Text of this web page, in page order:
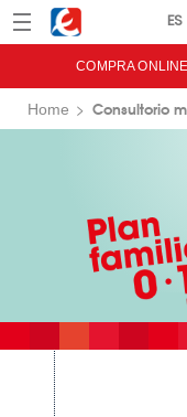
Menú Eroski
COMPRA ONLINE
Home Consultorio